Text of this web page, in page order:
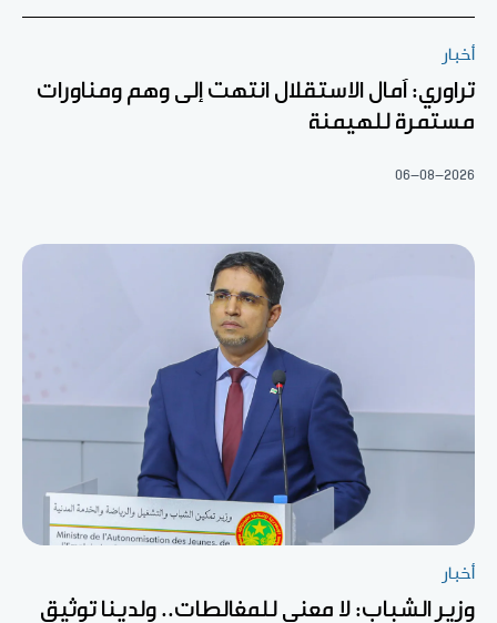
أخبار
تراوري: آمال الاستقلال انتهت إلى وهم ومناورات
مستمرة للهيمنة
06-08-2026
أخبار
وزير الشباب: لا معنى للمغالطات.. ولدينا توثيق